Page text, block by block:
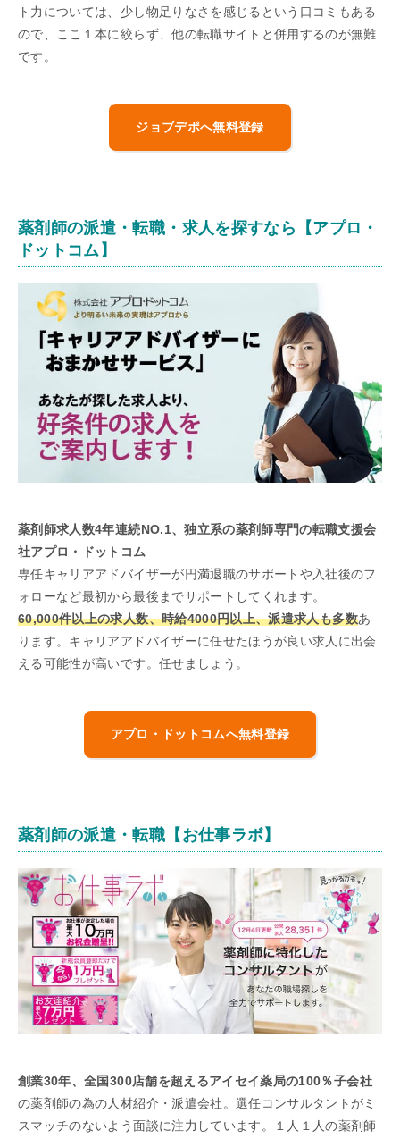
ト力については、少し物足りなさを感じるという口コミもある
ので、ここ１本に絞らず、他の転職サイトと併用するのが無難
です。
ジョブデポへ無料登録
薬剤師の派遣・転職・求人を探すなら【アプロ・
ドットコム】
薬剤師求人数4年連続NO.1、独立系の薬剤師専門の転職支援会
社アプロ・ドットコム
専任キャリアアドバイザーが円満退職のサポートや入社後のフ
ォローなど最初から最後までサポートしてくれます。
60,000件以上の求人数、時給4000円以上、派遣求人も多数あ
ります。キャリアアドバイザーに任せたほうが良い求人に出会
える可能性が高いです。任せましょう。
アプロ・ドットコムへ無料登録
薬剤師の派遣・転職【お仕事ラボ】
創業30年、全国300店舗を超えるアイセイ薬局の100％子会社
の薬剤師の為の人材紹介・派遣会社。選任コンサルタントがミ
スマッチのないよう面談に注力しています。１人１人の薬剤師